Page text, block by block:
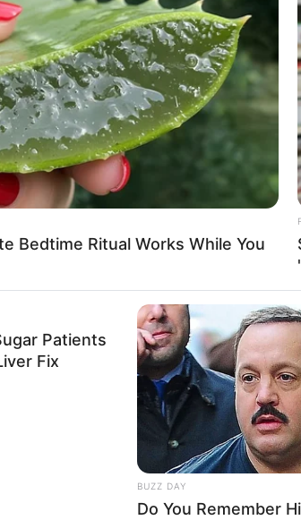
Bedtime Ritual Works While You
Patients
Fix
BUZZ DAY
Do You Remember